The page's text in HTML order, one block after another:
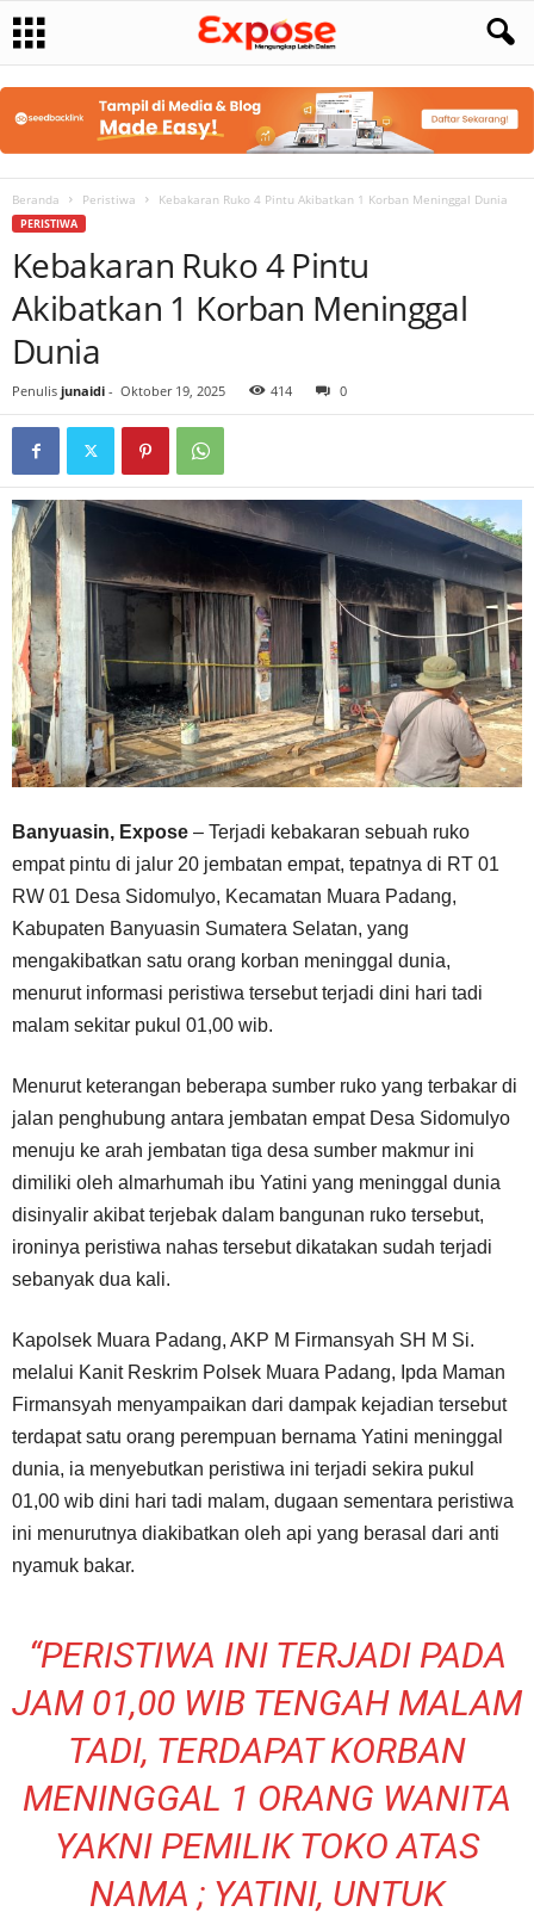
Beranda Peristiwa Kebakaran Ruko 4 Pintu Akibatkan 1 Korban Meninggal Dunia
PERISTIWA
Kebakaran Ruko 4 Pintu
Akibatkan 1 Korban Meninggal
Dunia
Penulis junaidi - Oktober 19, 2025 414 0
Banyuasin, Expose – Terjadi kebakaran sebuah ruko
empat pintu di jalur 20 jembatan empat, tepatnya di RT 01
RW 01 Desa Sidomulyo, Kecamatan Muara Padang,
Kabupaten Banyuasin Sumatera Selatan, yang
mengakibatkan satu orang korban meninggal dunia,
menurut informasi peristiwa tersebut terjadi dini hari tadi
malam sekitar pukul 01,00 wib.
Menurut keterangan beberapa sumber ruko yang terbakar di
jalan penghubung antara jembatan empat Desa Sidomulyo
menuju ke arah jembatan tiga desa sumber makmur ini
dimiliki oleh almarhumah ibu Yatini yang meninggal dunia
disinyalir akibat terjebak dalam bangunan ruko tersebut,
ironinya peristiwa nahas tersebut dikatakan sudah terjadi
sebanyak dua kali.
Kapolsek Muara Padang, AKP M Firmansyah SH M Si.
melalui Kanit Reskrim Polsek Muara Padang, Ipda Maman
Firmansyah menyampaikan dari dampak kejadian tersebut
terdapat satu orang perempuan bernama Yatini meninggal
dunia, ia menyebutkan peristiwa ini terjadi sekira pukul
01,00 wib dini hari tadi malam, dugaan sementara peristiwa
ini menurutnya diakibatkan oleh api yang berasal dari anti
nyamuk bakar.
“PERISTIWA INI TERJADI PADA
JAM 01,00 WIB TENGAH MALAM
TADI, TERDAPAT KORBAN
MENINGGAL 1 ORANG WANITA
YAKNI PEMILIK TOKO ATAS
NAMA ; YATINI, UNTUK